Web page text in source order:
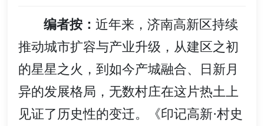
编者按：近年来，济南高新区持续
推动城市扩容与产业升级，从建区之初
的星星之火，到如今产城融合、日新月
异的发展格局，无数村庄在这片热土上
见证了历史性的变迁。《印记高新·村史